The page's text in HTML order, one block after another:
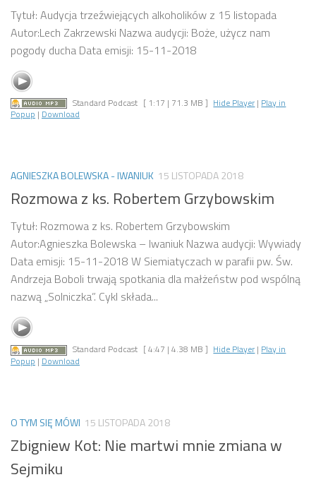
Tytuł: Audycja trzeźwiejących alkoholików z 15 listopada
Autor:Lech Zakrzewski Nazwa audycji: Boże, użycz nam
pogody ducha Data emisji: 15-11-2018
Standard Podcast [ 1:17 | 71.3 MB ] Hide Player | Play in
Popup | Download
AGNIESZKA BOLEWSKA - IWANIUK 15 LISTOPADA 2018
Rozmowa z ks. Robertem Grzybowskim
Tytuł: Rozmowa z ks. Robertem Grzybowskim
Autor:Agnieszka Bolewska – Iwaniuk Nazwa audycji: Wywiady
Data emisji: 15-11-2018 W Siemiatyczach w parafii pw. Św.
Andrzeja Boboli trwają spotkania dla małżeństw pod wspólną
nazwą „Solniczka”. Cykl składa...
Standard Podcast [ 4:47 | 4.38 MB ] Hide Player | Play in
Popup | Download
O TYM SIĘ MÓWI 15 LISTOPADA 2018
Zbigniew Kot: Nie martwi mnie zmiana w
Sejmiku